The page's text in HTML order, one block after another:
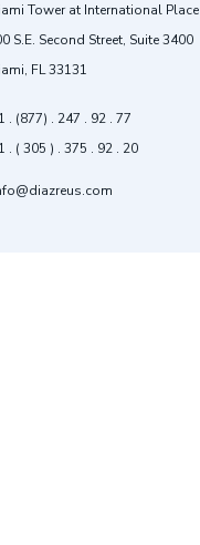
Tower at International Place
S.E. Second Street, Suite 3400
FL 33131
. (877) . 247 . 92 . 77
. ( 305 ) . 375 . 92 . 20